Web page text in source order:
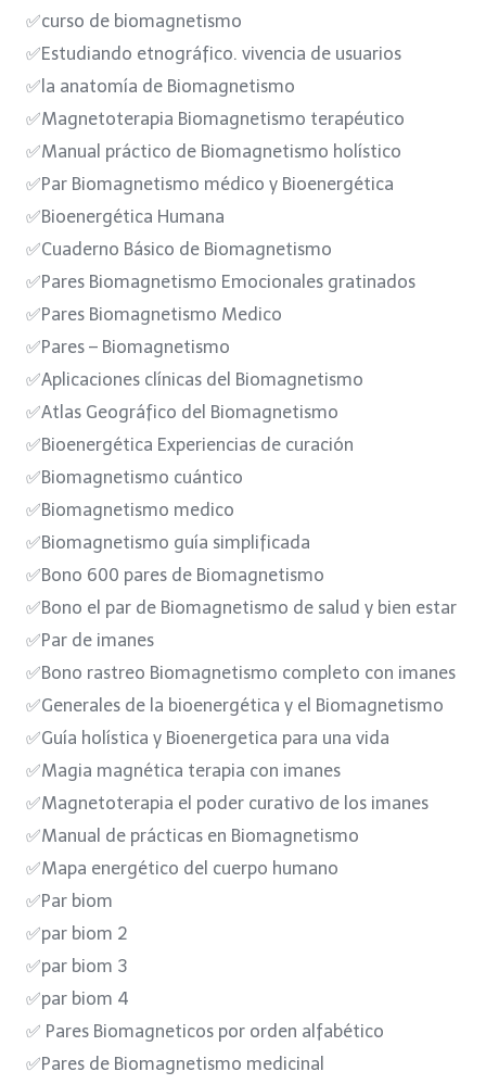
✅curso de biomagnetismo
✅Estudiando etnográfico. vivencia de usuarios
✅la anatomía de Biomagnetismo
✅Magnetoterapia Biomagnetismo terapéutico
✅Manual práctico de Biomagnetismo holístico
✅Par Biomagnetismo médico y Bioenergética
✅Bioenergética Humana
✅Cuaderno Básico de Biomagnetismo
✅Pares Biomagnetismo Emocionales gratinados
✅Pares Biomagnetismo Medico
✅Pares – Biomagnetismo
✅Aplicaciones clínicas del Biomagnetismo
✅Atlas Geográfico del Biomagnetismo
✅Bioenergética Experiencias de curación
✅Biomagnetismo cuántico
✅Biomagnetismo medico
✅Biomagnetismo guía simplificada
✅Bono 600 pares de Biomagnetismo
✅Bono el par de Biomagnetismo de salud y bien estar
✅Par de imanes
✅Bono rastreo Biomagnetismo completo con imanes
✅Generales de la bioenergética y el Biomagnetismo
✅Guía holística y Bioenergetica para una vida
✅Magia magnética terapia con imanes
✅Magnetoterapia el poder curativo de los imanes
✅Manual de prácticas en Biomagnetismo
✅Mapa energético del cuerpo humano
✅Par biom
✅par biom 2
✅par biom 3
✅par biom 4
✅ Pares Biomagneticos por orden alfabético
✅Pares de Biomagnetismo medicinal